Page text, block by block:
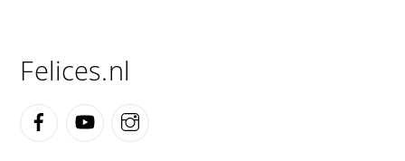
Felices.nl
FacebookYouTube